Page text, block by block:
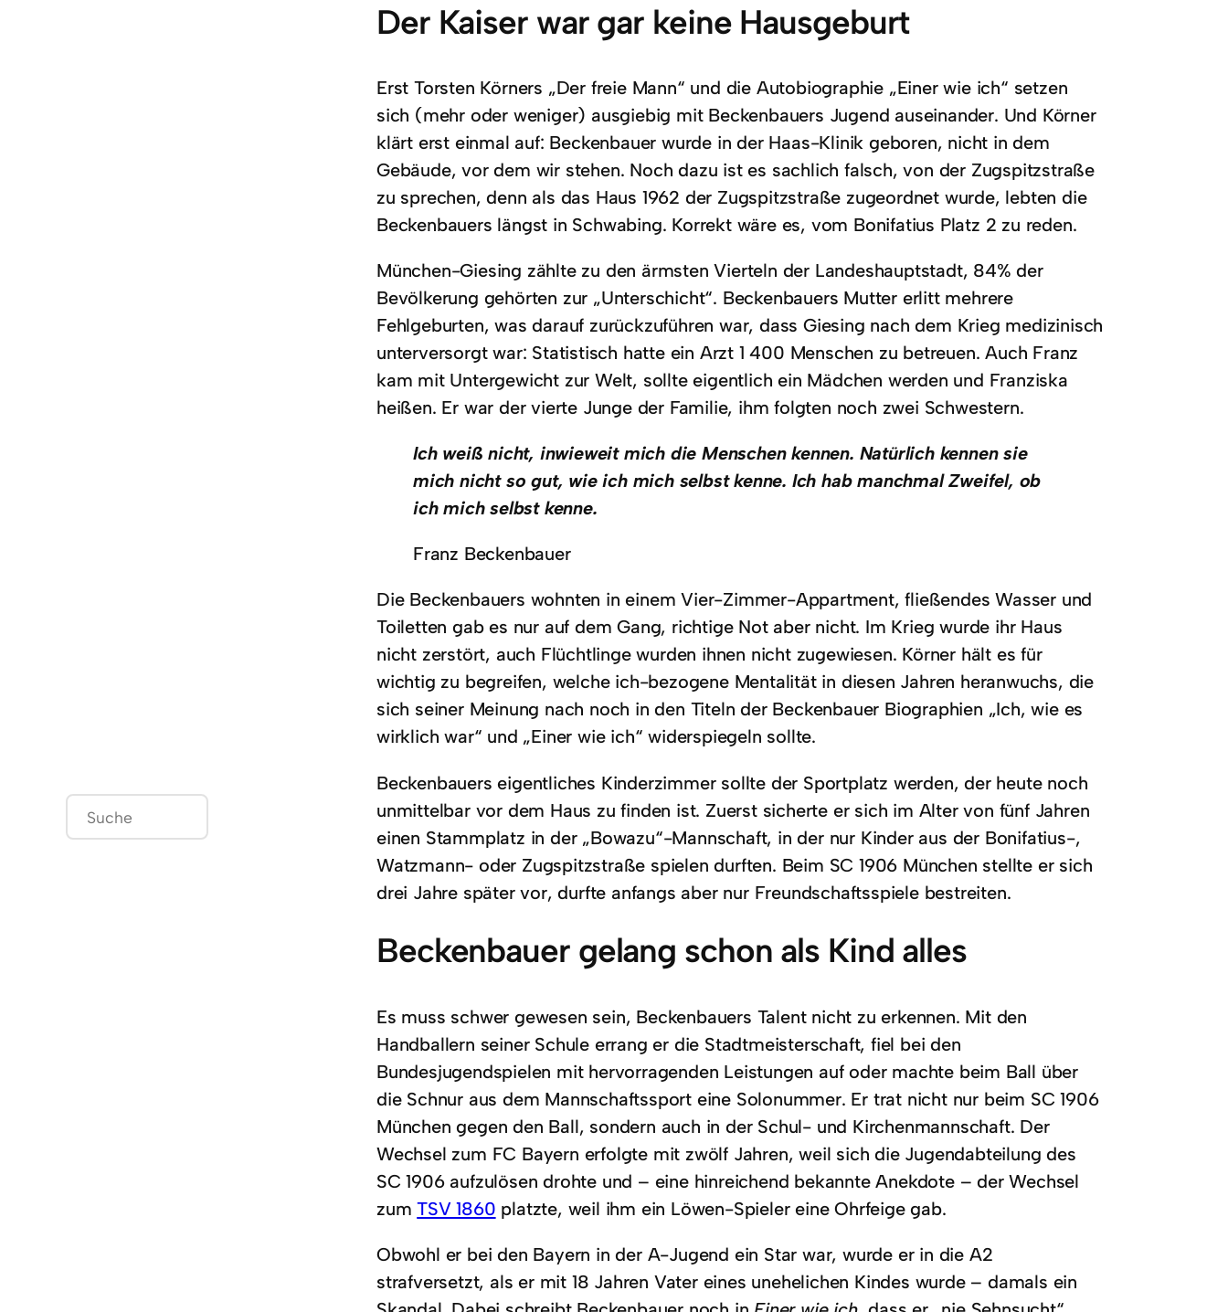
u
Der Kaiser war gar keine Hausgeburt
Erst Torsten Körners „Der freie Mann“ und die Autobiographie „Einer wie ich“ setzen
sich (mehr oder weniger) ausgiebig mit Beckenbauers Jugend auseinander. Und Körner
klärt erst einmal auf: Beckenbauer wurde in der Haas-Klinik geboren, nicht in dem
Gebäude, vor dem wir stehen. Noch dazu ist es sachlich falsch, von der Zugspitzstraße
zu sprechen, denn als das Haus 1962 der Zugspitzstraße zugeordnet wurde, lebten die
Beckenbauers längst in Schwabing. Korrekt wäre es, vom Bonifatius Platz 2 zu reden.
München-Giesing zählte zu den ärmsten Vierteln der Landeshauptstadt, 84% der
Bevölkerung gehörten zur „Unterschicht“. Beckenbauers Mutter erlitt mehrere
Fehlgeburten, was darauf zurückzuführen war, dass Giesing nach dem Krieg medizinisch
unterversorgt war: Statistisch hatte ein Arzt 1 400 Menschen zu betreuen. Auch Franz
kam mit Untergewicht zur Welt, sollte eigentlich ein Mädchen werden und Franziska
heißen. Er war der vierte Junge der Familie, ihm folgten noch zwei Schwestern.
Ich weiß nicht, inwieweit mich die Menschen kennen. Natürlich kennen sie
mich nicht so gut, wie ich mich selbst kenne. Ich hab manchmal Zweifel, ob
ich mich selbst kenne.
Franz Beckenbauer
Die Beckenbauers wohnten in einem Vier-Zimmer-Appartment, fließendes Wasser und
Toiletten gab es nur auf dem Gang, richtige Not aber nicht. Im Krieg wurde ihr Haus
nicht zerstört, auch Flüchtlinge wurden ihnen nicht zugewiesen. Körner hält es für
wichtig zu begreifen, welche ich-bezogene Mentalität in diesen Jahren heranwuchs, die
sich seiner Meinung nach noch in den Titeln der Beckenbauer Biographien „Ich, wie es
wirklich war“ und „Einer wie ich“ widerspiegeln sollte.
Beckenbauers eigentliches Kinderzimmer sollte der Sportplatz werden, der heute noch
unmittelbar vor dem Haus zu finden ist. Zuerst sicherte er sich im Alter von fünf Jahren
einen Stammplatz in der „Bowazu“-Mannschaft, in der nur Kinder aus der Bonifatius-,
Watzmann- oder Zugspitzstraße spielen durften. Beim SC 1906 München stellte er sich
drei Jahre später vor, durfte anfangs aber nur Freundschaftsspiele bestreiten.
Beckenbauer gelang schon als Kind alles
Es muss schwer gewesen sein, Beckenbauers Talent nicht zu erkennen. Mit den
Handballern seiner Schule errang er die Stadtmeisterschaft, fiel bei den
Bundesjugendspielen mit hervorragenden Leistungen auf oder machte beim Ball über
die Schnur aus dem Mannschaftssport eine Solonummer. Er trat nicht nur beim SC 1906
München gegen den Ball, sondern auch in der Schul- und Kirchenmannschaft. Der
Wechsel zum FC Bayern erfolgte mit zwölf Jahren, weil sich die Jugendabteilung des
SC 1906 aufzulösen drohte und – eine hinreichend bekannte Anekdote – der Wechsel
zumTSV 1860 platzte, weil ihm ein Löwen-Spieler eine Ohrfeige gab.
Obwohl er bei den Bayern in der A-Jugend ein Star war, wurde er in die A2
strafversetzt, als er mit 18 Jahren Vater eines unehelichen Kindes wurde – damals ein